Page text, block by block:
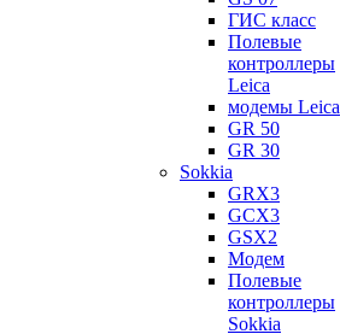
ГИС класс
Полевые
контроллеры
Leica
модемы Leica
GR 50
GR 30
Sokkia
GRX3
GCX3
GSX2
Модем
Полевые
контроллеры
Sokkia